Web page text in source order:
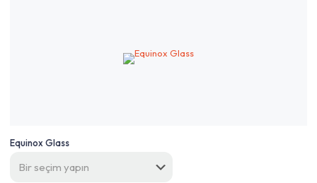
Equinox Glass